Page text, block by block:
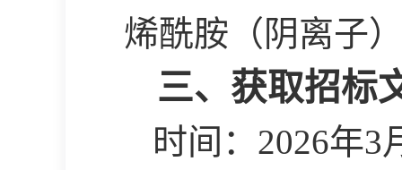
烯酰胺（阴离子
三、获取招标
时间： 2026年3